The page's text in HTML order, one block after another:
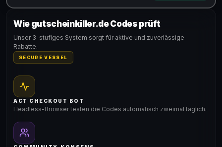
Gültig für teilnehmende Produkte
Wie gutscheinkiller.de Codes prüft
Unser 3-stufiges System sorgt für aktive und zuverlässige
Rabatte.
SECURE VESSEL
ACT CHECKOUT BOT
Headless-Browser testen die Codes automatisch zweimal täglich.